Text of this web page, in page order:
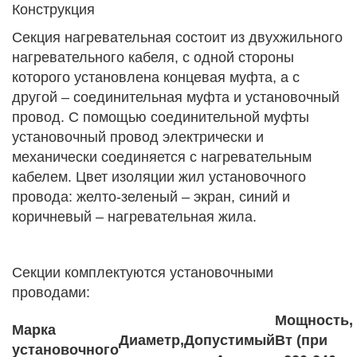
Конструкция
Секция нагревательная состоит из двухжильного
нагревательного кабеля, с одной стороны
которого установлена концевая муфта, а с
другой – соединительная муфта и установочный
провод. С помощью соединительной муфты
установочный провод электрически и
механически соединяется с нагревательным
кабелем. Цвет изоляции жил установочного
провода: желто-зеленый – экран, синий и
коричневый – нагревательная жила.
Секции комплектуются установочными
проводами:
Марка
установочного
Диаметр,Допустимый
Мощность,
Вт (при